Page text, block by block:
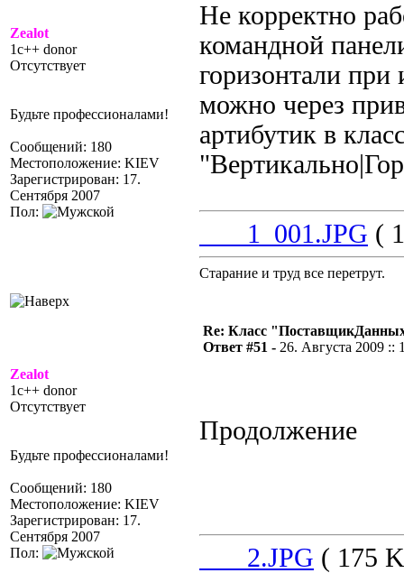
Zealot
1c++ donor
Отсутствует
Будьте профессионалами!
Сообщений: 180
Местоположение: KIEV
Зарегистрирован: 17.
Сентября 2007
Пол:
Не корректно
командной
горизонтали
можно через
артибутик в
___1_001.JPG (
Старание и труд все перетрут.
Zealot
1c++ donor
Отсутствует
Будьте профессионалами!
Сообщений: 180
Местоположение: KIEV
Зарегистрирован: 17.
Сентября 2007
Пол:
Re: Класс
Ответ #51 - 26. Августа 2009 ::
Продолжение
___2.JPG ( 175